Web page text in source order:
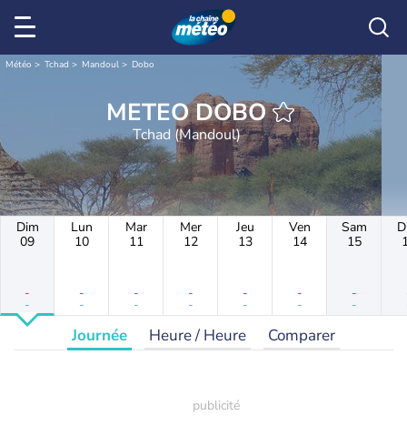
Météo Tchad Mandoul Dobo
METEO DOBO
Tchad (Mandoul)
Dim
09
-
-
Lun
10
-
-
Mar
11
-
-
Mer
12
-
-
Jeu
13
-
-
Ven
14
-
-
Sam
15
-
-
Journée Heure / Heure Comparer